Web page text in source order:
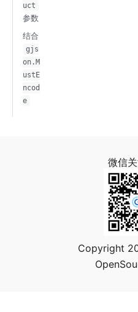
uct
参数
结合
gjs
on.M
ustE
ncod
e
微信
Copyright